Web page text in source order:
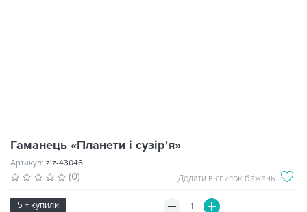
Гаманець «Планети і сузір'я»
Артикул: ziz-43046
(0) Додати в список бажань
5 + купили